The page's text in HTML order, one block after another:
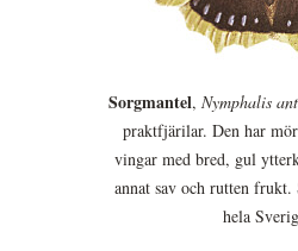
Sorgmantel, Nymphalis
praktfjärilar. Den har
vingar med bred, gul
annat sav och rutten
hela